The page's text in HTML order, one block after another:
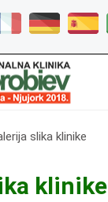
slika klinike
klinike